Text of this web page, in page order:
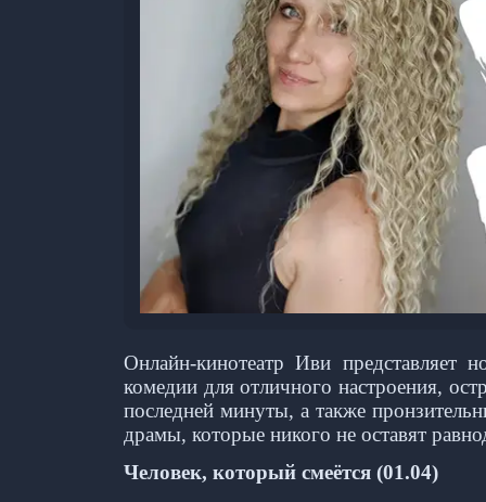
Онлайн-кинотеатр Иви
комедии для отличного настроения,
последней минуты, а также
драмы, которые никого не оставят
Человек, который смеётся (01.04)